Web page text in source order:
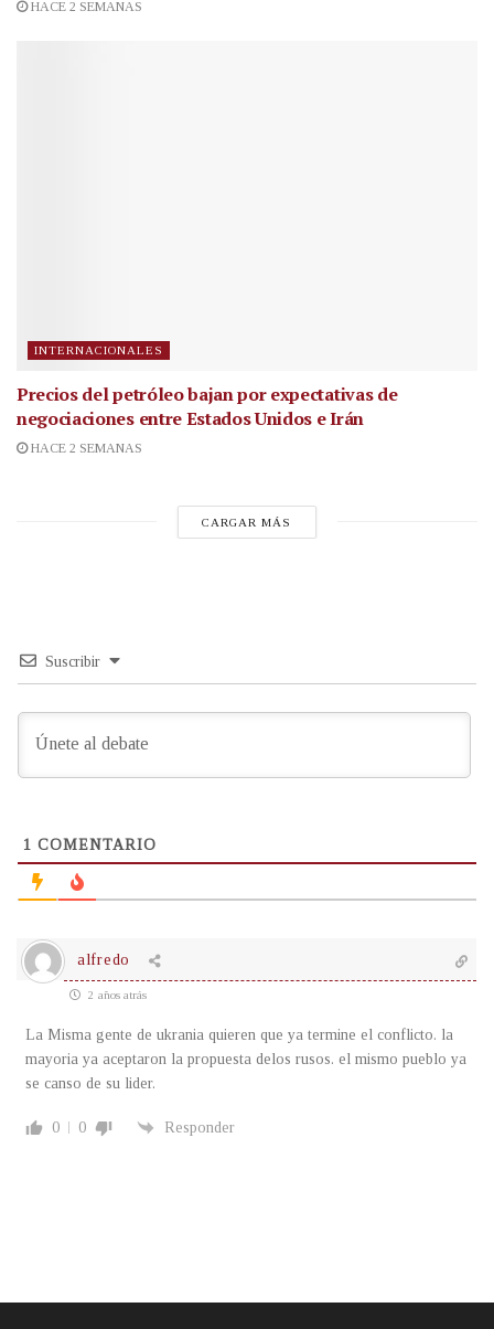
HACE 2 SEMANAS
INTERNACIONALES
Precios del petróleo bajan por expectativas de
negociaciones entre Estados Unidos e Irán
HACE 2 SEMANAS
CARGAR MÁS
Suscribir
1 COMENTARIO
alfredo
2 años atrás
La Misma gente de ukrania quieren que ya termine el conflicto. la
mayoria ya aceptaron la propuesta delos rusos. el mismo pueblo ya
se canso de su lider.
0 0 Responder